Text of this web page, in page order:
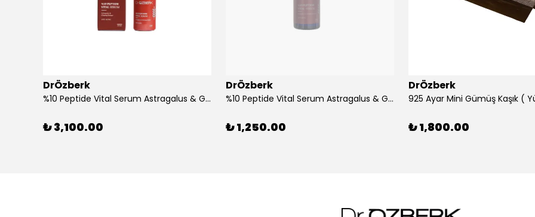
DrÖzberk
%10 Peptide Vital Serum Astragalus & Ginseng Extract 30 mL
₺ 3,100.00
DrÖzberk
%10 Peptide Vital Serum Astragalus & Ginseng Extract 10 mL
₺ 1,250.00
DrÖzberk
₺ 1,800.00